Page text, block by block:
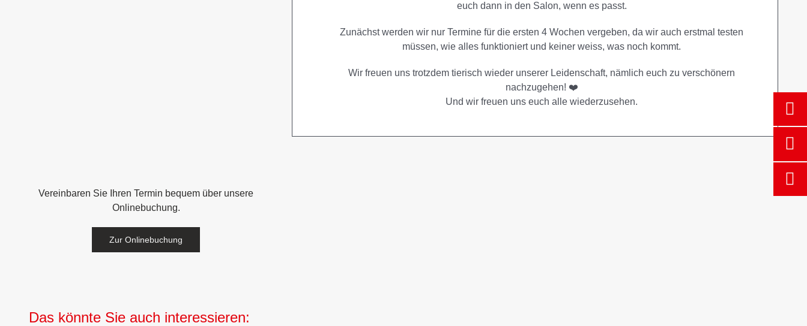
Vereinbaren Sie Ihren Termin bequem über unsere
Onlinebuchung.
Zur Onlinebuchung
euch dann in den Salon, wenn es passt.
Zunächst werden wir nur Termine für die ersten 4 Wochen vergeben, da wir auch erstmal testen
müssen, wie alles funktioniert und keiner weiss, was noch kommt.
Wir freuen uns trotzdem tierisch wieder unserer Leidenschaft, nämlich euch zu verschönern
nachzugehen! ❤️
Und wir freuen uns euch alle wiederzusehen.
Das könnte Sie auch interessieren: